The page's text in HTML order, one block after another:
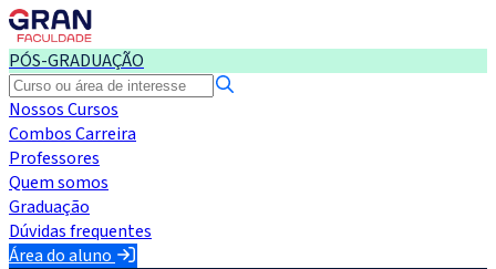
PÓS-GRADUAÇÃO
Nossos Cursos
Combos Carreira
Professores
Quem somos
Graduação
Dúvidas frequentes
Área do aluno